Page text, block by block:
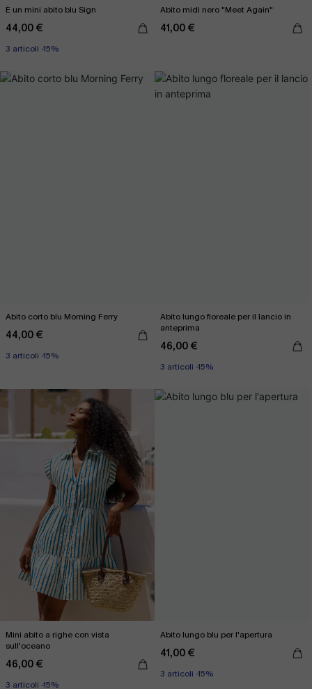
È un mini abito blu Sign
44,00 €
3 articoli -15%
Abito midi nero "Meet Again"
41,00 €
Abito corto blu Morning Ferry
44,00 €
3 articoli -15%
Abito lungo floreale per il lancio in
anteprima
46,00 €
3 articoli -15%
Mini abito a righe con vista
sull'oceano
46,00 €
3 articoli -15%
Abito lungo blu per l'apertura
41,00 €
3 articoli -15%